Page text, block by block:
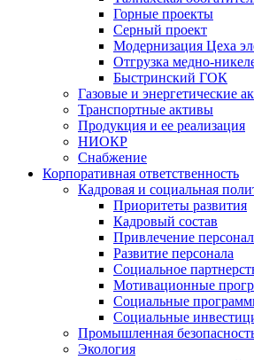
Горные проекты
Серный проект
Модернизация Цеха
Отгрузка медно-
Быстринский ГОК
Газовые и энергетические
Транспортные активы
Продукция и ее реализация
НИОКР
Снабжение
Корпоративная ответственность
Кадровая и социальная
Приоритеты развития
Кадровый состав
Привлечение
Развитие персонала
Социальное
Мотивационные
Социальные
Социальные
Промышленная
Экология